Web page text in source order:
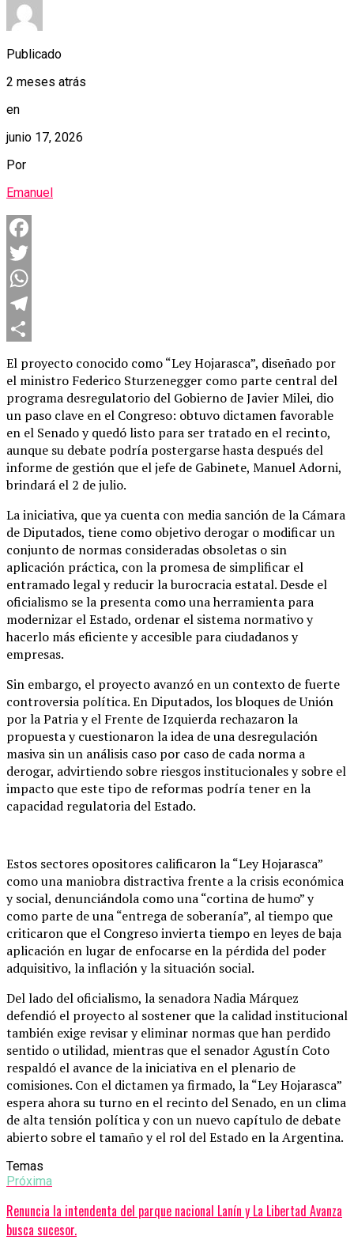
Publicado
2 meses atrás
en
junio 17, 2026
Por
Emanuel
Facebook
Twitter
WhatsApp
Telegram
El proyecto conocido como “Ley Hojarasca”, diseñado por
el ministro Federico Sturzenegger como parte central del
programa desregulatorio del Gobierno de Javier Milei, dio
un paso clave en el Congreso: obtuvo dictamen favorable
en el Senado y quedó listo para ser tratado en el recinto,
aunque su debate podría postergarse hasta después del
informe de gestión que el jefe de Gabinete, Manuel Adorni,
brindará el 2 de julio.
La iniciativa, que ya cuenta con media sanción de la Cámara
de Diputados, tiene como objetivo derogar o modificar un
conjunto de normas consideradas obsoletas o sin
aplicación práctica, con la promesa de simplificar el
entramado legal y reducir la burocracia estatal. Desde el
oficialismo se la presenta como una herramienta para
modernizar el Estado, ordenar el sistema normativo y
hacerlo más eficiente y accesible para ciudadanos y
empresas.
Sin embargo, el proyecto avanzó en un contexto de fuerte
controversia política. En Diputados, los bloques de Unión
por la Patria y el Frente de Izquierda rechazaron la
propuesta y cuestionaron la idea de una desregulación
masiva sin un análisis caso por caso de cada norma a
derogar, advirtiendo sobre riesgos institucionales y sobre el
impacto que este tipo de reformas podría tener en la
capacidad regulatoria del Estado.
Estos sectores opositores calificaron la “Ley Hojarasca”
como una maniobra distractiva frente a la crisis económica
y social, denunciándola como una “cortina de humo” y
como parte de una “entrega de soberanía”, al tiempo que
criticaron que el Congreso invierta tiempo en leyes de baja
aplicación en lugar de enfocarse en la pérdida del poder
adquisitivo, la inflación y la situación social.
Del lado del oficialismo, la senadora Nadia Márquez
defendió el proyecto al sostener que la calidad institucional
también exige revisar y eliminar normas que han perdido
sentido o utilidad, mientras que el senador Agustín Coto
respaldó el avance de la iniciativa en el plenario de
comisiones. Con el dictamen ya firmado, la “Ley Hojarasca”
espera ahora su turno en el recinto del Senado, en un clima
de alta tensión política y con un nuevo capítulo de debate
abierto sobre el tamaño y el rol del Estado en la Argentina.
Temas
Próxima
Renuncia la intendenta del parque nacional Lanín y La Libertad Avanza
busca sucesor.